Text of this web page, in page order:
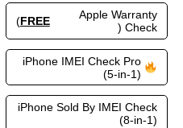
Apple Warranty
Check (
FREE
)
iPhone IMEI Check Pro
(5-in-1)
iPhone Sold By IMEI Check
(8-in-1)